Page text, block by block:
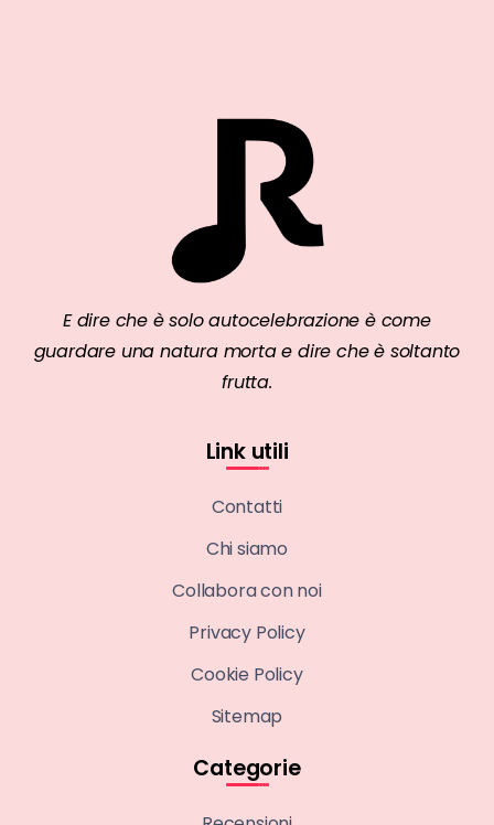
E dire che è solo autocelebrazione è come
guardare una natura morta e dire che è soltanto
frutta.
Link utili
Contatti
Chi siamo
Collabora con noi
Privacy Policy
Cookie Policy
Sitemap
Categorie